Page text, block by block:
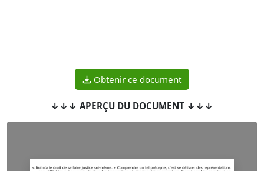
Obtenir ce document
↓↓↓ APERÇU DU DOCUMENT ↓↓↓